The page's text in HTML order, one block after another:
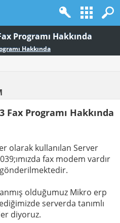
Programı Hakkında
Hakkında
Fax Programı Hakkında
olarak kullanılan Server
fax modem vardır
olduğumuz Mikro erp
serverda tanımlı
diyoruz.